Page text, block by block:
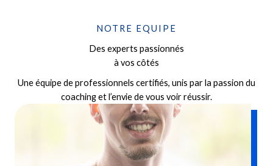
NOTRE EQUIPE
Des experts passionnés
à vos côtés
Une équipe de professionnels certifiés, unis par la passion du
coaching et l’envie de vous voir réussir.